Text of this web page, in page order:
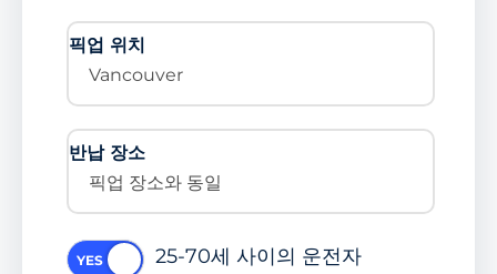
픽업 위치
Vancouver
반납 장소
픽업 장소와 동일
25-70세 사이의 운전자